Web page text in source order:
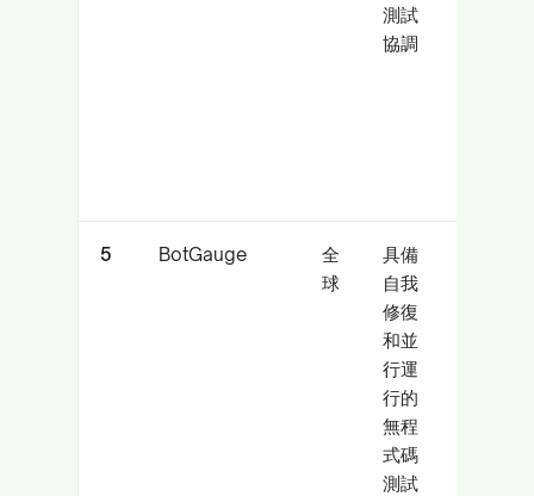
測試
協調
5 BotGauge
全
球
具備
自我
修復
和並
行運
行的
無程
式碼
測試